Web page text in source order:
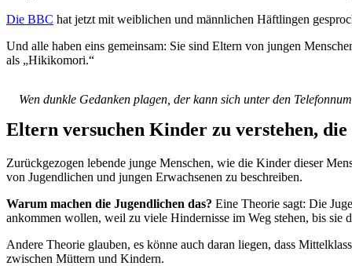
Die BBC hat jetzt mit weiblichen und männlichen Häftlingen
Und alle haben eins gemeinsam: Sie sind Eltern von jungen
als „Hikikomori.“
Wen dunkle Gedanken plagen, der kann sich unter den
Eltern versuchen Kinder zu verstehen,
Zurückgezogen lebende junge Menschen, wie die Kinder dieser
von Jugendlichen und jungen Erwachsenen zu beschreiben.
Warum machen die Jugendlichen das? Eine Theorie sagt: Die
ankommen wollen, weil zu viele Hindernisse im Weg stehen, bis
Andere Theorie glauben, es könne auch daran liegen, dass
zwischen Müttern und Kindern.